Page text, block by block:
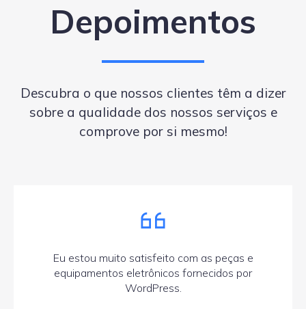
Depoimentos
Descubra o que nossos clientes têm a dizer
sobre a qualidade dos nossos serviços e
comprove por si mesmo!
Eu estou muito satisfeito com as peças e
equipamentos eletrônicos fornecidos por
WordPress.